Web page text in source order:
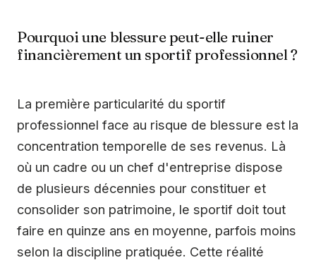
Pourquoi une blessure peut-elle ruiner
financièrement un sportif professionnel ?
La première particularité du sportif
professionnel face au risque de blessure est la
concentration temporelle de ses revenus. Là
où un cadre ou un chef d'entreprise dispose
de plusieurs décennies pour constituer et
consolider son patrimoine, le sportif doit tout
faire en quinze ans en moyenne, parfois moins
selon la discipline pratiquée. Cette réalité